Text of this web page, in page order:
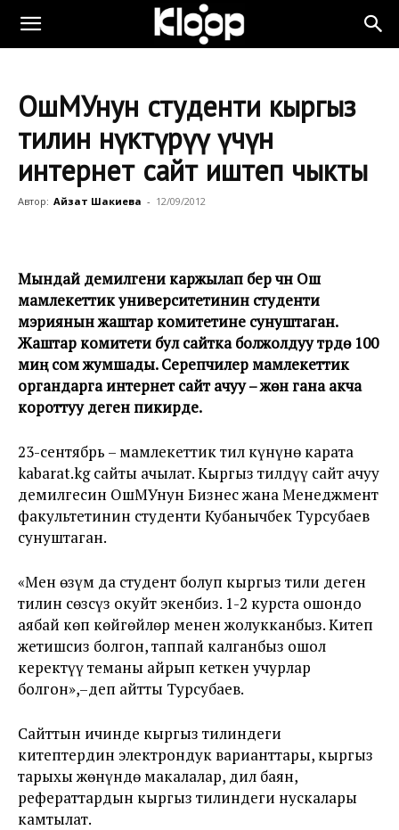
ОшМУнун студенти кыргыз
тилин өнүктүрүү үчүн
интернет сайт иштеп чыкты
Автор: Айзат Шакиева - 12/09/2012
Мындай демилгени каржылап берүү үчүн Ош
мамлекеттик университетинин студенти
мэриянын жаштар комитетине сунуштаган.
Жаштар комитети бул сайтка болжолдуу түрдө 100
миң сом жумшады. Серепчилер мамлекеттик
органдарга интернет сайт ачуу – жөн гана акча
короттуу деген пикирде.
23-сентябрь – мамлекеттик тил күнүнө карата
kabarat.kg сайты ачылат. Кыргыз тилдүү сайт ачуу
демилгесин ОшМУнун Бизнес жана Менеджмент
факультетинин студенти Кубанычбек Турсубаев
сунуштаган.
«Мен өзүм да студент болуп кыргыз тили деген
тилин сөзсүз окуйт экенбиз. 1-2 курста ошондо
аябай көп көйгөйлөр менен жолукканбыз. Китеп
жетишсиз болгон, таппай калганбыз ошол
керектүү теманы айрып кеткен учурлар
болгон»,–деп айтты Турсубаев.
Сайттын ичинде кыргыз тилиндеги
китептердин электрондук варианттары, кыргыз
тарыхы жөнүндө макалалар, дил баян,
рефераттардын кыргыз тилиндеги нускалары
камтылат.